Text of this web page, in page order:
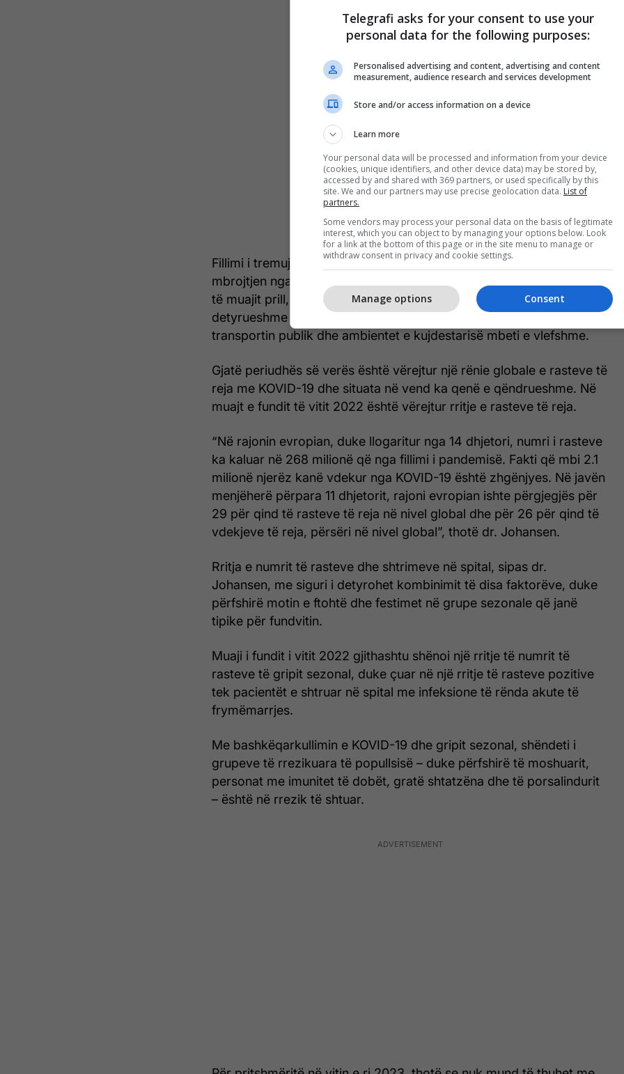
Fillimi i tremujorit të dytë të vitit 2022 solli lehtësimin e masave për
mbrojtjen nga virusi, pothuajse në të gjithë botën. Në vend, në fillim
të muajit prill, një pjesë e madhe e masave u hoqën dhe mbajtja e
detyrueshme e maskës në objektet shëndetësore, farmacitë,
transportin publik dhe ambientet e kujdestarisë mbeti e vlefshme.
Gjatë periudhës së verës është vërejtur një rënie globale e rasteve të
reja me KOVID-19 dhe situata në vend ka qenë e qëndrueshme. Në
muajt e fundit të vitit 2022 është vërejtur rritje e rasteve të reja.
“Në rajonin evropian, duke llogaritur nga 14 dhjetori, numri i rasteve
ka kaluar në 268 milionë që nga fillimi i pandemisë. Fakti që mbi 2.1
milionë njerëz kanë vdekur nga KOVID-19 është zhgënjyes. Në javën
menjëherë përpara 11 dhjetorit, rajoni evropian ishte përgjegjës për
29 për qind të rasteve të reja në nivel global dhe për 26 për qind të
vdekjeve të reja, përsëri në nivel global”, thotë dr. Johansen.
Rritja e numrit të rasteve dhe shtrimeve në spital, sipas dr.
Johansen, me siguri i detyrohet kombinimit të disa faktorëve, duke
përfshirë motin e ftohtë dhe festimet në grupe sezonale që janë
tipike për fundvitin.
Muaji i fundit i vitit 2022 gjithashtu shënoi një rritje të numrit të
rasteve të gripit sezonal, duke çuar në një rritje të rasteve pozitive
tek pacientët e shtruar në spital me infeksione të rënda akute të
frymëmarrjes.
Me bashkëqarkullimin e KOVID-19 dhe gripit sezonal, shëndeti i
grupeve të rrezikuara të popullsisë – duke përfshirë të moshuarit,
personat me imunitet të dobët, gratë shtatzëna dhe të porsalindurit
– është në rrezik të shtuar.
Telegrafi asks for your consent to use your
personal data for the following purposes:
Personalised advertising and content, advertising and content
measurement, audience research and services development
Store and/or access information on a device
Learn more
Your personal data will be processed and information from your device
(cookies, unique identifiers, and other device data) may be stored by,
accessed by and shared with 369 partners, or used specifically by this
site. We and our partners may use precise geolocation data. List of
partners.
Some vendors may process your personal data on the basis of legitimate
interest, which you can object to by managing your options below. Look
for a link at the bottom of this page or in the site menu to manage or
withdraw consent in privacy and cookie settings.
Consent
Manage options